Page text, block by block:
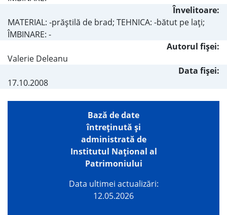
Învelitoare:
MATERIAL: -prăştilă de brad; TEHNICA: -bătut pe laţi;
ÎMBINARE: -
Autorul fişei:
Valerie Deleanu
Data fișei:
17.10.2008
Bază de date
întreţinută şi
administrată de
Institutul Național al
Patrimoniului
Data ultimei actualizări:
12.05.2026